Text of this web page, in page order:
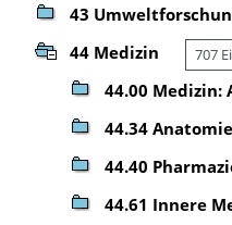
43
44 Medizin 707
44.00 Medizin:
44.34 Anatomie
44.40
44.61 Innere